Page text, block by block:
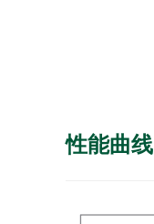
性能曲线